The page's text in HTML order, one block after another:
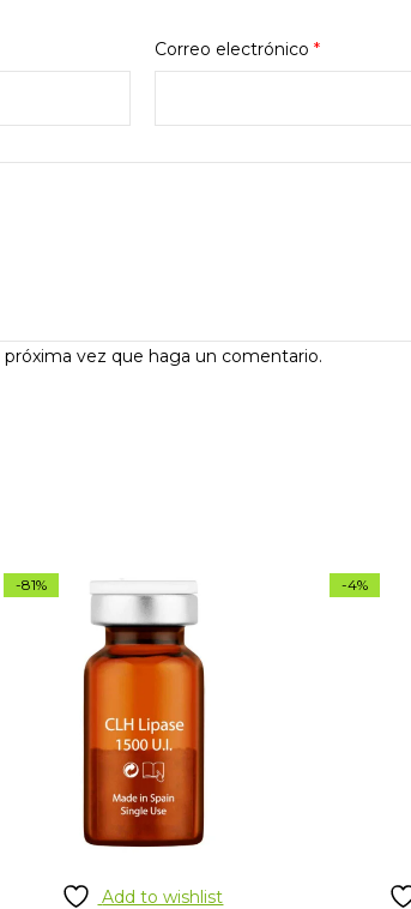
Correo electrónico *
vez que haga un comentario.
-81%
Add to wishlist
-4%